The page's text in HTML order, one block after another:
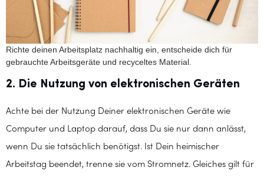
Richte deinen Arbeitsplatz nachhaltig ein, entscheide dich für
gebrauchte Arbeitsgeräte und recyceltes Material.
2. Die Nutzung von elektronischen Geräten
Achte bei der Nutzung Deiner elektronischen Geräte wie
Computer und Laptop darauf, dass Du sie nur dann anlässt,
wenn Du sie tatsächlich benötigst. Ist Dein heimischer
Arbeitstag beendet, trenne sie vom Stromnetz. Gleiches gilt für